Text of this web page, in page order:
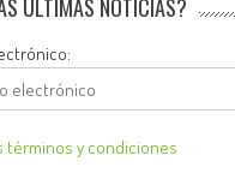
ÚLTIMAS NOTICIAS?
términos y condiciones